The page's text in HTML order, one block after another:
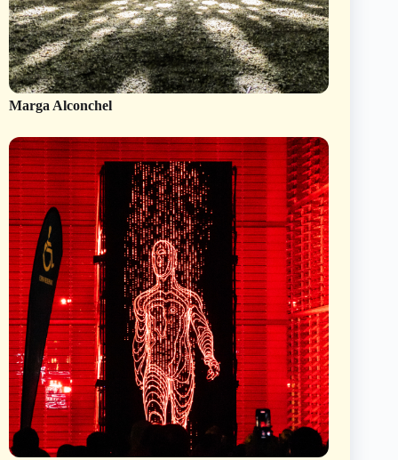
Marga Alconchel